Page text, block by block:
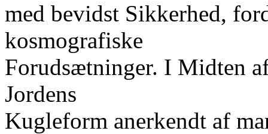
med bevidst Sikkerhed,
kosmografiske
Forudsætninger. I Midten
Jordens
Kugleform anerkendt af